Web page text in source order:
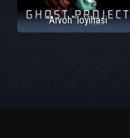
"Arvoh" loyihasi